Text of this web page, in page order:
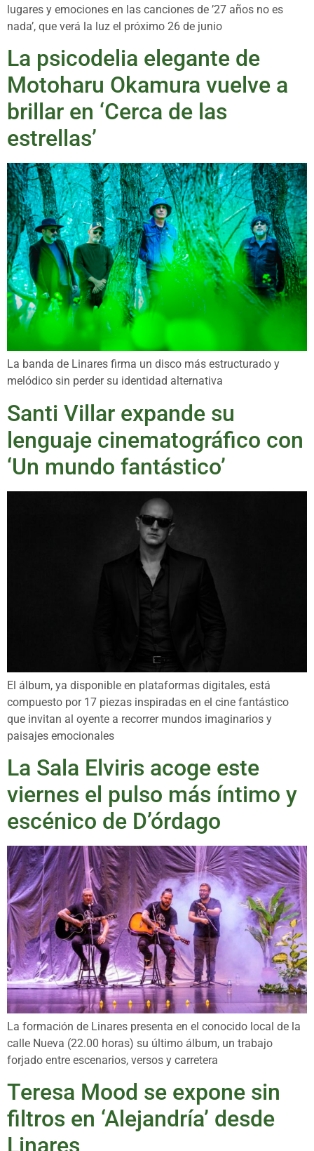
lugares y emociones en las canciones de ’27 años no es
nada’, que verá la luz el próximo 26 de junio
La psicodelia elegante de
Motoharu Okamura vuelve a
brillar en ‘Cerca de las
estrellas’
La banda de Linares firma un disco más estructurado y
melódico sin perder su identidad alternativa
Santi Villar expande su
lenguaje cinematográfico con
‘Un mundo fantástico’
El álbum, ya disponible en plataformas digitales, está
compuesto por 17 piezas inspiradas en el cine fantástico
que invitan al oyente a recorrer mundos imaginarios y
paisajes emocionales
La Sala Elviris acoge este
viernes el pulso más íntimo y
escénico de D’órdago
La formación de Linares presenta en el conocido local de la
calle Nueva (22.00 horas) su último álbum, un trabajo
forjado entre escenarios, versos y carretera
Teresa Mood se expone sin
filtros en ‘Alejandría’ desde
Linares